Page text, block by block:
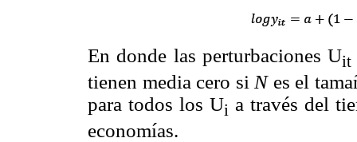
En donde las perturbaciones Uit
tienen media cero si Nes el
para todos los Ui a través del
economías.